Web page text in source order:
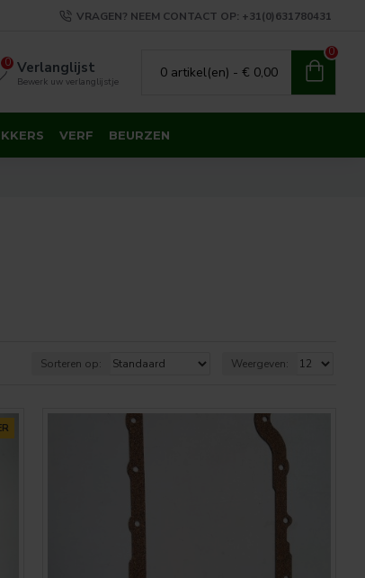
VRAGEN? NEEM CONTACT OP: +31(0)631780431
Verlanglijst
Bewerk uw verlanglijstje
0
0 artikel(en) - € 0,00
0
VERF BEURZEN
Sorteren op: Weergeven: